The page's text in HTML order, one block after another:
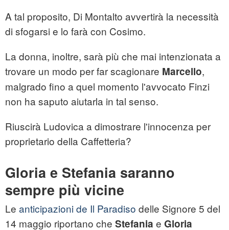
A tal proposito, Di Montalto avvertirà la necessità
di sfogarsi e lo farà con Cosimo.
La donna, inoltre, sarà più che mai intenzionata a
trovare un modo per far scagionare Marcello,
malgrado fino a quel momento l'avvocato Finzi
non ha saputo aiutarla in tal senso.
Riuscirà Ludovica a dimostrare l'innocenza per
proprietario della Caffetteria?
Gloria e Stefania saranno
sempre più vicine
Le anticipazioni de Il Paradiso delle Signore 5 del
14 maggio riportano che Stefania e Gloria